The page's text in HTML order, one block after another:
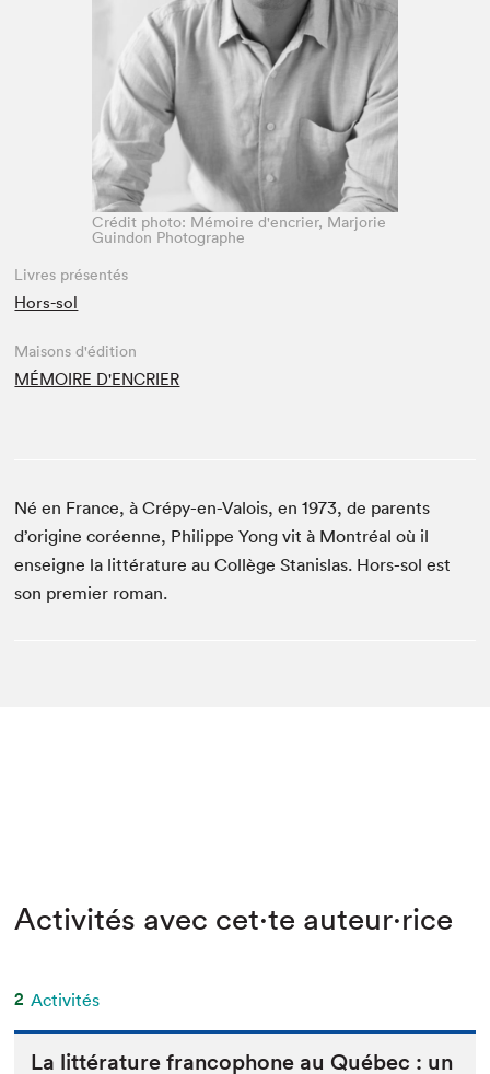
Espace médias
Crédit photo: Mémoire d'encrier, Marjorie
Guindon Photographe
Livres présentés
Hors-sol
Maisons d'édition
MÉMOIRE D'ENCRIER
Né en France, à Crépy-en-Valois, en 1973, de parents
d’origine coréenne, Philippe Yong vit à Montréal où il
enseigne la littérature au Collège Stanislas. Hors-sol est
son premier roman.
Activités avec cet·te auteur·rice
2 Activités
La lit­téra­ture fran­coph­o­ne au Québec : un